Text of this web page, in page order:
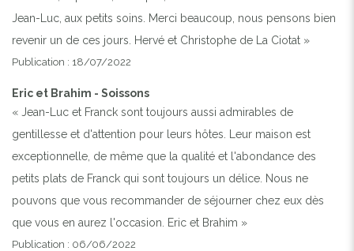
Jean-Luc, aux petits soins. Merci beaucoup, nous pensons bien
revenir un de ces jours. Hervé et Christophe de La Ciotat »
Publication : 18/07/2022
Eric et Brahim - Soissons
« Jean-Luc et Franck sont toujours aussi admirables de
gentillesse et d'attention pour leurs hôtes. Leur maison est
exceptionnelle, de même que la qualité et l'abondance des
petits plats de Franck qui sont toujours un délice. Nous ne
pouvons que vous recommander de séjourner chez eux dès
que vous en aurez l'occasion. Eric et Brahim »
Publication : 06/06/2022